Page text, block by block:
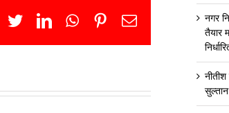
Facebook
TwitterLinkedInWhatsApp
Pinterest
Email
नगर
तैयार